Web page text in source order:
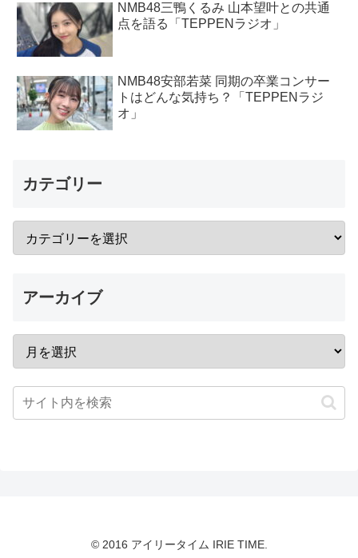
NMB48三鴨くるみ 山本望叶との共通
点を語る「TEPPENラジオ」
NMB48安部若菜 同期の卒業コンサー
トはどんな気持ち？「TEPPENラジ
オ」
カテゴリー
アーカイブ
© 2016 アイリータイム IRIE TIME.